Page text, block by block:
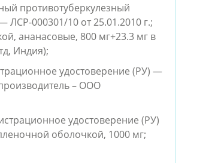
противотуберкулезный
ЛСР-000301/10 от 25.01.2010 г.;
ананасовые, 800 мг+23.3 мг в
Индия);
удостоверение (РУ) —
– ООО
удостоверение (РУ)
оболочкой, 1000 мг;